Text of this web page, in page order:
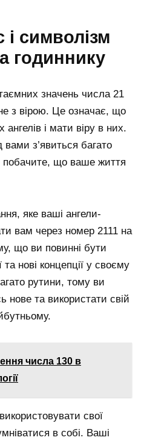
символізм
годиннику
значень числа 21
з вірою. Це означає, що
ангелів і мати віру в них.
з’явиться багато
побачите, що ваше життя
яке ваші ангели-
вам через номер 2111 на
що ви повинні бути
та нові концепції у своєму
рутини, тому ви
нове та використати свій
числа 130 в
свої
в собі. Ваші